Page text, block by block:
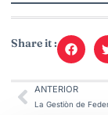
Share it :
ANTERIOR